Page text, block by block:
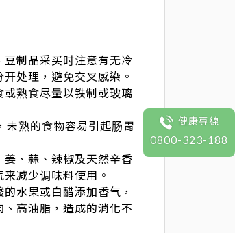
豆制品采买时注意有无冷
处理，避免交叉感染。
或熟食尽量以铁制或玻璃
未熟的食物容易引起肠胃
姜、蒜、辣椒及天然辛香
减少调味料使用。
水果或白醋添加香气，
高油脂，造成的消化不
健康專線
0800-323-188